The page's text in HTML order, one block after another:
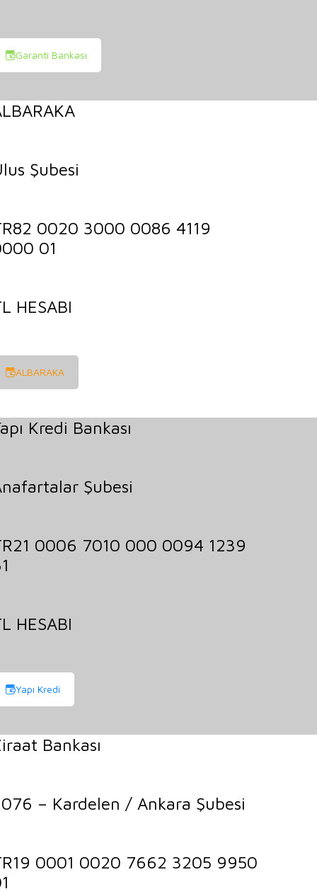
Garanti Bankası
Şubesi
0020 3000 0086 4119
01
HESABI
ALBARAKA
Kredi Bankası
Şubesi
0006 7010 000 0094 1239
HESABI
Yapı Kredi
Bankası
– Kardelen / Ankara Şubesi
0001 0020 7662 3205 9950